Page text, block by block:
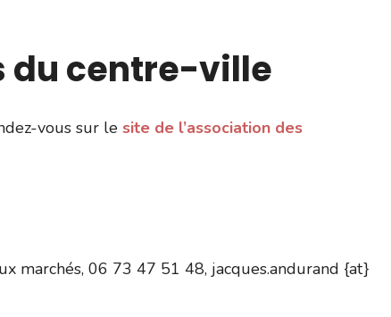
du centre-ville
vous sur le site de l’association des
marchés, 06 73 47 51 48, jacques.andurand {at}